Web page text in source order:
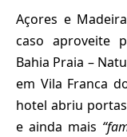
Açores e
caso aproveite
Bahia Praia –
em Vila Franca
hotel abriu
e ainda mais